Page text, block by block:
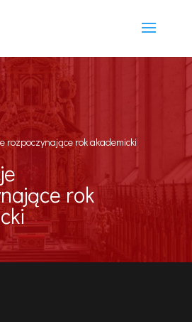
rozpoczynające rok akademicki
rok